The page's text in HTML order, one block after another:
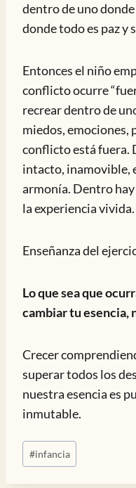
dentro de uno
donde todo es paz y
Entonces el niño
conflicto ocurre
recrear dentro de
miedos, emociones,
conflicto está fuera.
intacto, inamovible,
armonía. Dentro
la experiencia vivida.
Enseñanza del
Lo que sea que
cambiar tu esencia,
Crecer
superar todos los
nuestra esencia es
inmutable.
Etiquetas
de
la
#infancia